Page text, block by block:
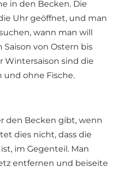
in den Becken. Die
Uhr geöffnet, und man
wann man will
von Ostern bis
Wintersaison sind die
und ohne Fische.
den Becken gibt, wenn
dies nicht, dass die
im Gegenteil. Man
entfernen und beiseite